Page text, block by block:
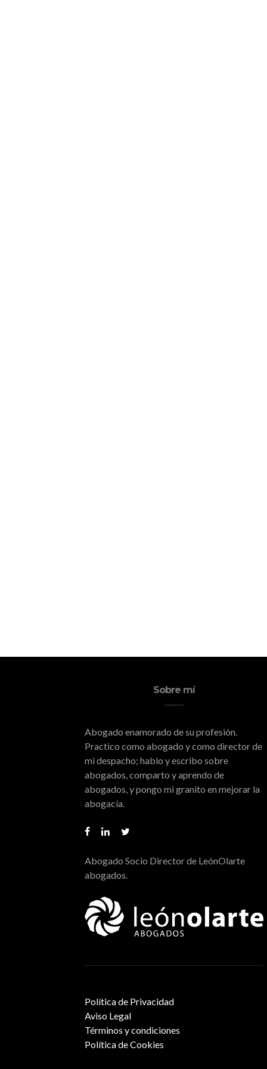
Sobre mí
Abogado enamorado de su profesión.
Practico como abogado y como director de
mi despacho; hablo y escribo sobre
abogados, comparto y aprendo de
abogados, y pongo mi granito en mejorar la
abogacía.
Abogado Socio Director de LeónOlarte
abogados.
Política de Privacidad
Aviso Legal
Términos y condiciones
Política de Cookies